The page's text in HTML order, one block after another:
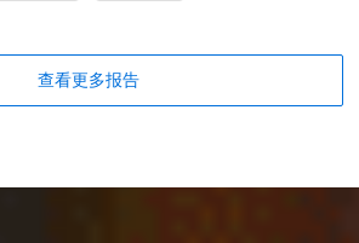
查看更多报告